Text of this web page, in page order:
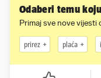
Odaberi temu
Primaj sve nove vijesti
prirez plaća